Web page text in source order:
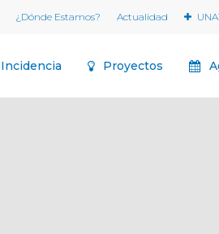
¿Dónde Estamos? Actualidad
Incidencia Proyectos